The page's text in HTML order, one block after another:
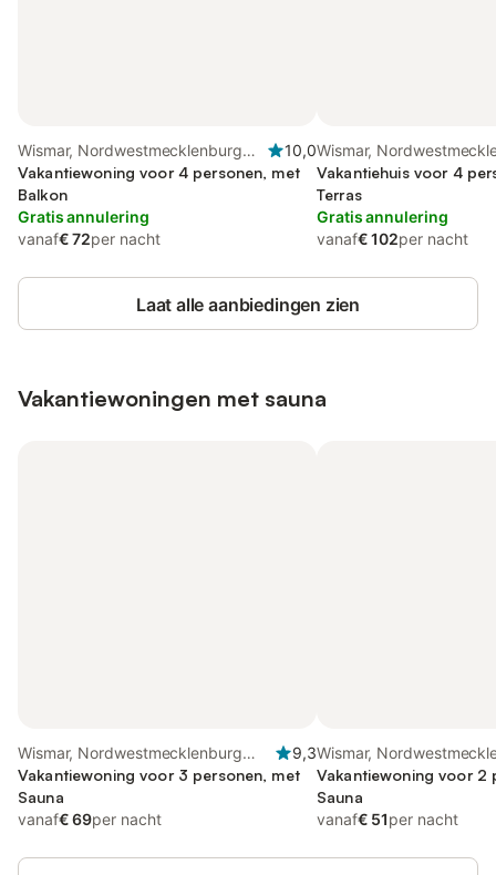
Wismar, Nordwestmecklenburg
(Wismar en omgeving)
10,0
Vakantiewoning voor 4 personen, met
Balkon
Gratis annulering
vanaf€ 72per nacht
Wismar,
(Wismar en omgeving)
Vakantiehuis voor 4
Terras
Gratis annulering
vanaf€ 102per nacht
Laat alle aanbiedingen zien
Vakantiewoningen met sauna
Wismar, Nordwestmecklenburg
(Wismar en omgeving)
9,3
Vakantiewoning voor 3 personen, met
Sauna
vanaf€ 69per nacht
Wismar,
(Wismar en omgeving)
Vakantiewoning voor 2
Sauna
vanaf€ 51per nacht